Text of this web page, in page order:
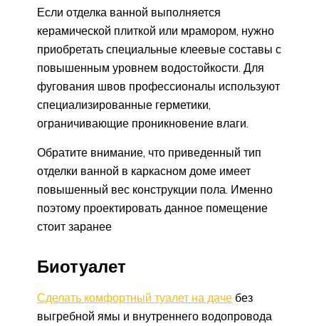
Если отделка ванной выполняется
керамической плиткой или мрамором, нужно
приобретать специальные клеевые составы с
повышенным уровнем водостойкости. Для
фугования швов профессионалы используют
специализированные герметики,
ограничивающие проникновение влаги.
Обратите внимание, что приведенный тип
отделки ванной в каркасном доме имеет
повышенный вес конструкции пола. Именно
поэтому проектировать данное помещение
стоит заранее
Биотуалет
Сделать комфортный туалет на даче без
выгребной ямы и внутреннего водопровода